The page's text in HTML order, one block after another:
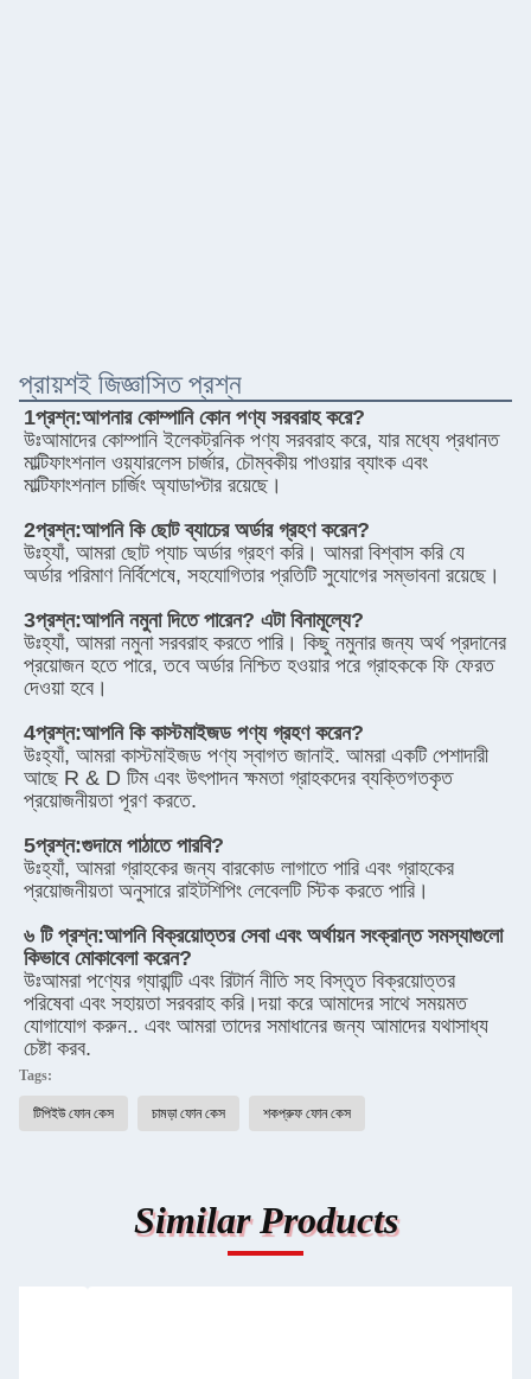
প্রায়শই জিজ্ঞাসিত প্রশ্ন
1প্রশ্ন:আপনার কোম্পানি কোন পণ্য সরবরাহ করে?
উঃআমাদের কোম্পানি ইলেকট্রনিক পণ্য সরবরাহ করে, যার মধ্যে প্রধানত
মাল্টিফাংশনাল ওয়্যারলেস চার্জার, চৌম্বকীয় পাওয়ার ব্যাংক এবং
মাল্টিফাংশনাল চার্জিং অ্যাডাপ্টার রয়েছে।
2প্রশ্ন:আপনি কি ছোট ব্যাচের অর্ডার গ্রহণ করেন?
উঃহ্যাঁ, আমরা ছোট প্যাচ অর্ডার গ্রহণ করি। আমরা বিশ্বাস করি যে
অর্ডার পরিমাণ নির্বিশেষে, সহযোগিতার প্রতিটি সুযোগের সম্ভাবনা রয়েছে।
3প্রশ্ন:আপনি নমুনা দিতে পারেন? এটা বিনামূল্যে?
উঃহ্যাঁ, আমরা নমুনা সরবরাহ করতে পারি। কিছু নমুনার জন্য অর্থ প্রদানের
প্রয়োজন হতে পারে, তবে অর্ডার নিশ্চিত হওয়ার পরে গ্রাহককে ফি ফেরত
দেওয়া হবে।
4প্রশ্ন:আপনি কি কাস্টমাইজড পণ্য গ্রহণ করেন?
উঃহ্যাঁ, আমরা কাস্টমাইজড পণ্য স্বাগত জানাই. আমরা একটি পেশাদারী
আছে R & D টিম এবং উৎপাদন ক্ষমতা গ্রাহকদের ব্যক্তিগতকৃত
প্রয়োজনীয়তা পূরণ করতে.
5প্রশ্ন:গুদামে পাঠাতে পারবি?
উঃহ্যাঁ, আমরা গ্রাহকের জন্য বারকোড লাগাতে পারি এবং গ্রাহকের
প্রয়োজনীয়তা অনুসারে রাইটশিপিং লেবেলটি স্টিক করতে পারি।
৬ টি প্রশ্ন:আপনি বিক্রয়োত্তর সেবা এবং অর্থায়ন সংক্রান্ত সমস্যাগুলো
কিভাবে মোকাবেলা করেন?
উঃআমরা পণ্যের গ্যারান্টি এবং রিটার্ন নীতি সহ বিস্তৃত বিক্রয়োত্তর
পরিষেবা এবং সহায়তা সরবরাহ করি।দয়া করে আমাদের সাথে সময়মত
যোগাযোগ করুন.. এবং আমরা তাদের সমাধানের জন্য আমাদের যথাসাধ্য
চেষ্টা করব.
Tags:
টিপিইউ ফোন কেস চামড়া ফোন কেস শকপ্রুফ ফোন কেস
Similar Products